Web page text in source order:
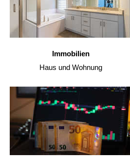
Immobilien
Haus und Wohnung